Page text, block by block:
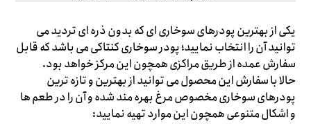
یکی از بهترین پودرهای سوخاری ای که بدون ذره ای تردید می
توانید آن را انتخاب نمایید؛ پودر سوخاری کنتاکی می باشد که قابل
سفارش عمده از طریق مراکزی همچون این مرکز خواهد بود.
حالا با سفارش این محصول می توانید از بهترین و تازه ترین
پودرهای سوخاری مخصوص مرغ بهره مند شده و آن را در طعم ها
و اشکال متنوعی همچون این موارد تهیه نمایید: